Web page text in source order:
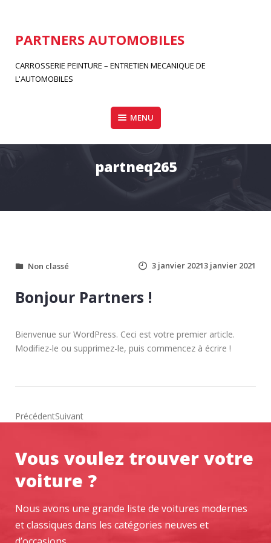
PARTNERS AUTOMOBILES
CARROSSERIE PEINTURE – ENTRETIEN MECANIQUE DE
L'AUTOMOBILES
MENU
partneq265
Non classé 3 janvier 20213 janvier 2021
Bonjour Partners !
Bienvenue sur WordPress. Ceci est votre premier article.
Modifiez-le ou supprimez-le, puis commencez à écrire !
PrécédentSuivant
Vous voulez trouver votre
voiture ?
Nous avons une grande liste de voitures modernes
et classiques dans les catégories neuves et